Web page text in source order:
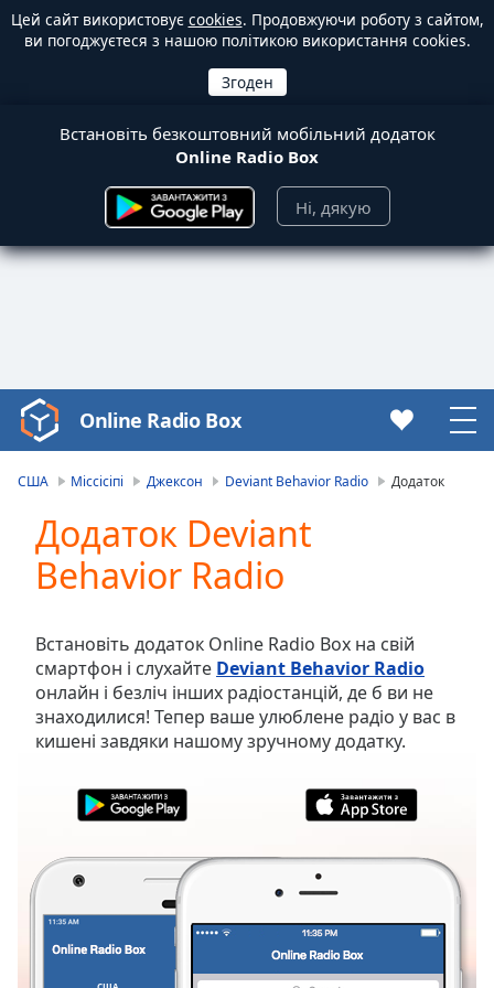
Цей сайт використовує cookies. Продовжуючи роботу з сайтом,
ви погоджуєтеся з нашою політикою використання cookies.
Встановіть безкоштовний мобільний додаток
Online Radio Box
Ні, дякую
Video
Player
Video
Skip
Forward
Mute
Current
Time0:00
TypeLIVE
Seek to
live,
behind
Online Radio Box
США Міссісіпі Джексон Deviant Behavior Radio Додаток
Додаток Deviant
Behavior Radio
Встановіть додаток Online Radio Box на свій
смартфон і слухайте Deviant Behavior Radio
онлайн і безліч інших радіостанцій, де б ви не
знаходилися! Тепер ваше улюблене радіо у вас в
кишені завдяки нашому зручному додатку.